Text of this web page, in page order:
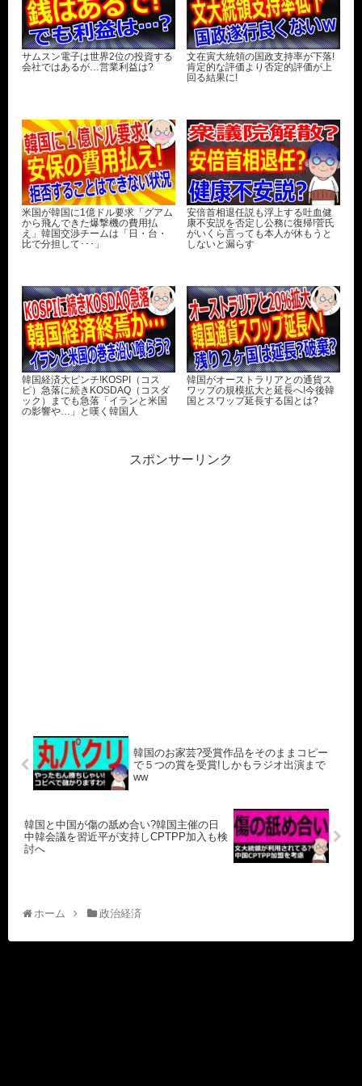
サムスン電子は世界2位の投資する
会社ではあるが…営業利益は?
文在寅大統領の国政支持率が下落!
肯定的な評価より否定的評価が上
回る結果に!
米国が韓国に1億ドル要求「グアム
から飛んできた爆撃機の費用払
え」韓国交渉チームは「日・台・
比で分担して･･･」
安倍首相退任説も浮上する吐血健
康不安説を否定し公務に復帰!菅氏
がいくら言っても本人が休もうと
しないと漏らす
韓国経済大ピンチ!KOSPI（コス
ピ）急落に続きKOSDAQ（コスダ
ック）までも急落「イランと米国
の影響や…」と嘆く韓国人
韓国がオーストラリアとの通貨ス
ワップの規模拡大と延長へ!今後韓
国とスワップ延長する国とは?
スポンサーリンク
韓国のお家芸?受賞作品をそのままコピー
で５つの賞を受賞!しかもラジオ出演まで
ww
韓国と中国が傷の舐め合い?韓国主催の日
中韓会議を習近平が支持しCPTPP加入も検
討へ
ホーム 政治経済